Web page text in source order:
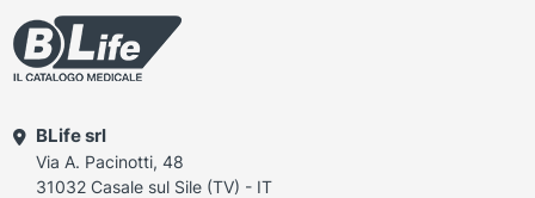
BLife srl
Via A. Pacinotti, 48
31032 Casale sul Sile (TV) - IT